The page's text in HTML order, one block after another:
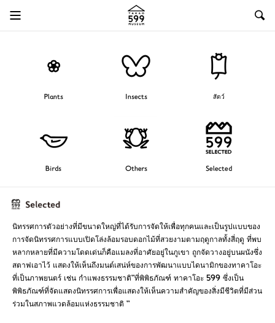
Plants Insects สัตว์
Birds Others Selected
นิทรรศการตัวอย่างที่มีขนาดใหญ่ที่ได้รับการจัดให้เพื่อทุกคนและเป็นรูปแบบของ
การจัดนิทรรศการแบบเปิดโล่งล้อมรอบดอกไม้ที่สวยงามตามฤดูกาลทั้งสี่ฤดู ที่พบ
หลากหลายที่มีความโดดเด่นก็คือแมลงที่อาศัยอยู่ในภูเขา ถูกจัดวางอยู่บนผนังซึ่ง
สตาฟเอาไว้ แสดงให้เห็นถึงมนต์เสน่ห์ของการพัฒนาแบบไดนามิกของทาคาโอะ
ที่เป็นภาพยนตร์ เช่น กำแพงธรรมชาติ"ที่พิพิธภัณฑ์ ทาคาโอะ 599 ซึ่งเป็น
พิพิธภัณฑ์ที่จัดแสดงนิทรรศการเพื่อแสดงให้เห็นความสำคัญของสิ่งมีชีวิตที่มีส่วน
ร่วมในสภาพแวดล้อมแห่งธรรมชาติ "